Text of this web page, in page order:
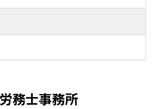
務士事務所